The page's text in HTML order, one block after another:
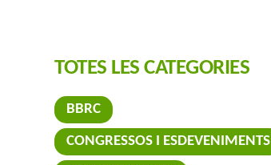
TOTES LES CATEGORIES
BBRC
CONGRESSOS I ESDEVENIMENTS